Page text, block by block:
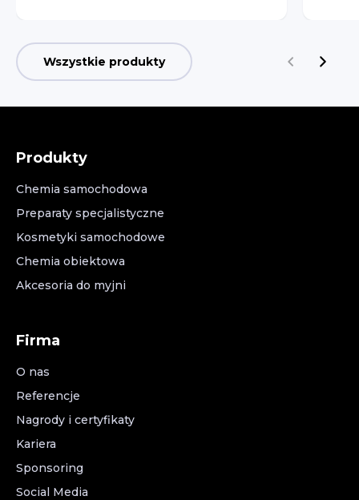
Wszystkie produkty
Produkty
Chemia samochodowa
Preparaty specjalistyczne
Kosmetyki samochodowe
Chemia obiektowa
Akcesoria do myjni
Firma
O nas
Referencje
Nagrody i certyfikaty
Kariera
Sponsoring
Social Media